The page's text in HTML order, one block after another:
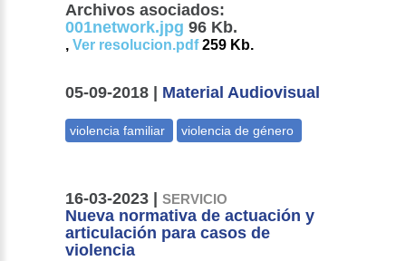
Archivos asociados:
001network.jpg 96 Kb.
,Ver resolucion.pdf259 Kb.
05-09-2018 | Material Audiovisual
16-03-2023 |SERVICIO
Nueva normativa de actuación y
articulación para casos de
violencia